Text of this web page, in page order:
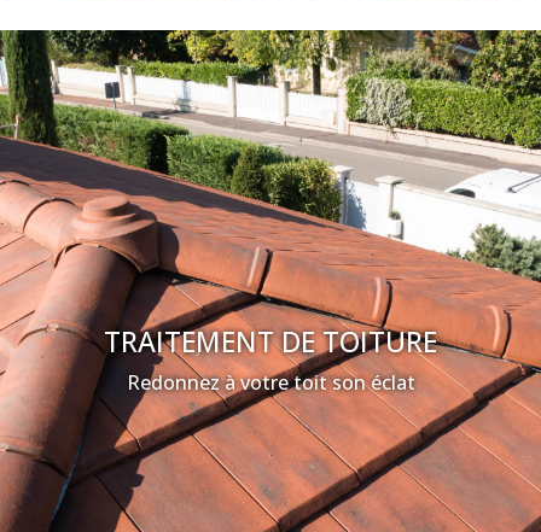
TRAITEMENT DE TOITURE
Redonnez à votre toit son éclat